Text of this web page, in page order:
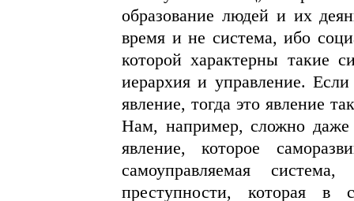
образование людей и их
время и не система, ибо
которой характерны такие
иерархия и управление.
явление, тогда это явление
Нам, например, сложно даже
явление, которое
самоуправляемая
преступности, которая в